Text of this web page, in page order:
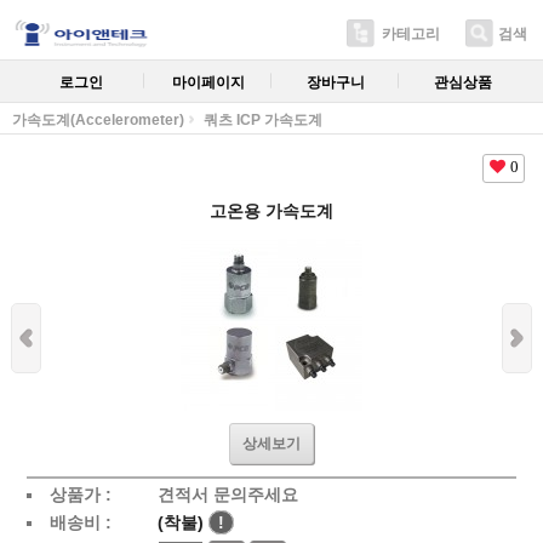
카테고리 검색
로그인 마이페이지 장바구니 관심상품
가속도계(Accelerometer) 쿼츠 ICP 가속도계
0
고온용 가속도계
상세보기
상품가 :
견적서 문의주세요
배송비 :
(착불) !